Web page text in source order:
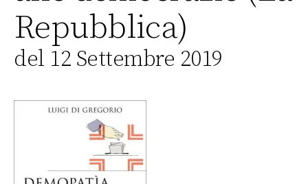
Repubblica)
del 12 Settembre 2019